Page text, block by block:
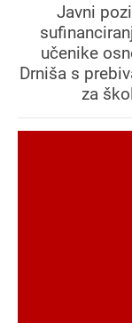
Javni
učenike
Drniša s
za